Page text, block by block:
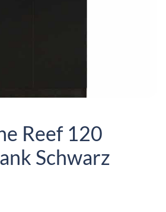
Reef 120
Schwarz